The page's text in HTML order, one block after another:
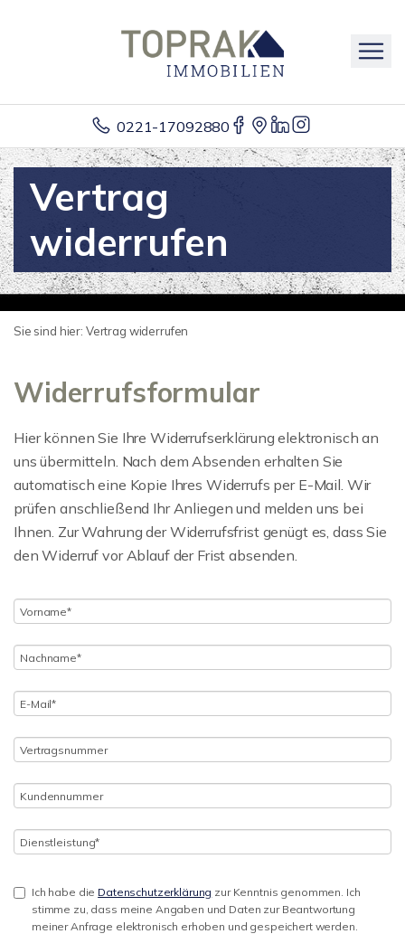
0221-17092880
Vertrag
widerrufen
Sie sind hier: Vertrag widerrufen
Widerrufsformular
Hier können Sie Ihre Widerrufserklärung elektronisch an
uns übermitteln. Nach dem Absenden erhalten Sie
automatisch eine Kopie Ihres Widerrufs per E-Mail. Wir
prüfen anschließend Ihr Anliegen und melden uns bei
Ihnen. Zur Wahrung der Widerrufsfrist genügt es, dass Sie
den Widerruf vor Ablauf der Frist absenden.
Ich habe die Datenschutzerklärung zur Kenntnis genommen. Ich
stimme zu, dass meine Angaben und Daten zur Beantwortung
meiner Anfrage elektronisch erhoben und gespeichert werden.